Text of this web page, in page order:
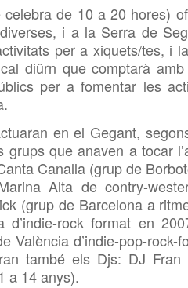
de 10 a 20 hores)
i a la Serra de
per a xiquets/tes, i
diürn que comptarà
per a fomentar les
en el Gegant,
que anaven a tocar
Canalla (grup de
Alta de contry-
(grup de Barcelona a
rock format en
València d’indie-pop-
també els Djs: DJ
a 14 anys).